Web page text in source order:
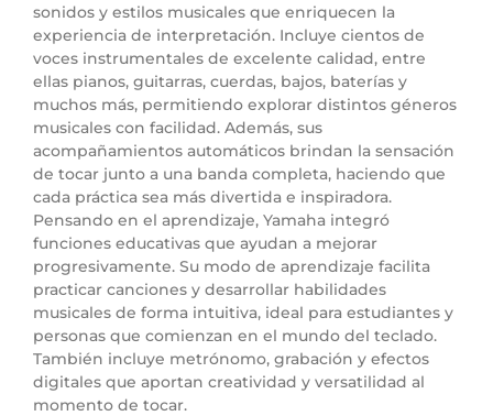
sonidos y estilos musicales que enriquecen la
experiencia de interpretación. Incluye cientos de
voces instrumentales de excelente calidad, entre
ellas pianos, guitarras, cuerdas, bajos, baterías y
muchos más, permitiendo explorar distintos géneros
musicales con facilidad. Además, sus
acompañamientos automáticos brindan la sensación
de tocar junto a una banda completa, haciendo que
cada práctica sea más divertida e inspiradora.
Pensando en el aprendizaje, Yamaha integró
funciones educativas que ayudan a mejorar
progresivamente. Su modo de aprendizaje facilita
practicar canciones y desarrollar habilidades
musicales de forma intuitiva, ideal para estudiantes y
personas que comienzan en el mundo del teclado.
También incluye metrónomo, grabación y efectos
digitales que aportan creatividad y versatilidad al
momento de tocar.